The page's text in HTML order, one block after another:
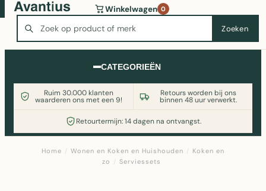
Zoeken
Winkelwagen 0
CATEGORIEËN
Ruim 30.000 klanten
waarderen ons met een 9!
Retours worden bij ons
binnen 48 uur verwerkt.
Retourtermijn: 14 dagen na ontvangst.
Wasmachine of koelkast nodig? Vergelijk alle prijzen op
Witgoedaanbod.nl
Home / Wonen en Koken en Huishouden / Koken en
zo / Serviessets